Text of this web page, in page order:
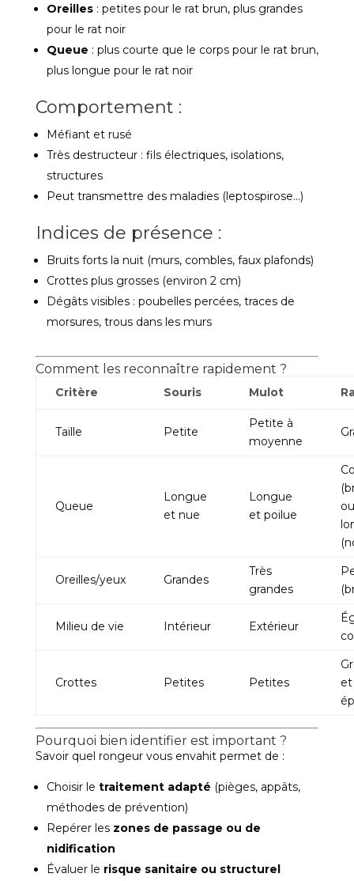
Oreilles: petites pour le rat brun, plus grandes
pour le rat noir
Queue : plus courte que le corps pour le rat brun,
plus longue pour le rat noir
Comportement :
Méfiant et rusé
Très destructeur : fils électriques, isolations,
structures
Peut transmettre des maladies (leptospirose…)
Indices de présence :
Bruits forts la nuit (murs, combles, faux plafonds)
Crottes plus grosses (environ 2 cm)
Dégâts visibles : poubelles percées, traces de
morsures, trous dans les murs
Comment les reconnaître rapidement ?
Critère Souris Mulot
Taille Petite
Petite à
moyenne
Queue
Longue
et nue
Longue
et poilue
ou
Oreilles/yeux Grandes
Très
grandes
Milieu de vie Intérieur Extérieur
Crottes Petites Petites
et
Pourquoi bien identifier est important ?
Savoir quel rongeur vous envahit permet de :
Choisir le traitement adapté (pièges, appâts,
méthodes de prévention)
Repérer les zones de passage ou de
nidification
Évaluer le risque sanitaire ou structurel